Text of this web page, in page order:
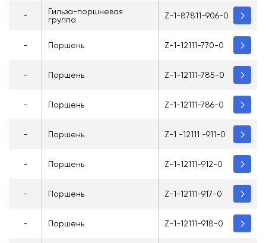
-
Гильза-поршневая
группа
Z-1-87811-906-0
- Поршень Z-1-12111-770-0
- Поршень Z-1-12111-785-0
- Поршень Z-1-12111-786-0
- Поршень Z-1 -12111 -911-0
- Поршень Z-1-12111-912-0
- Поршень Z-1-12111-917-0
- Поршень Z-1-12111-918-0